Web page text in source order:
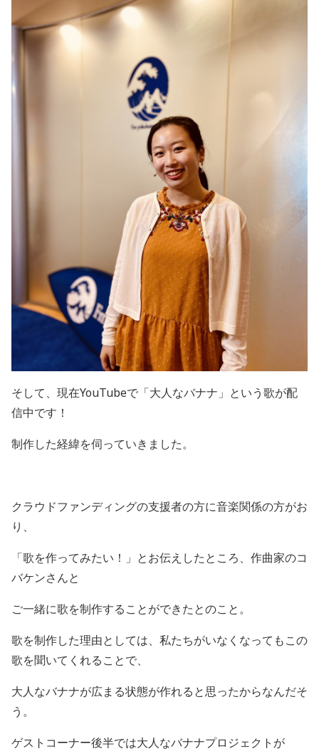
そして、現在YouTubeで「大人なバナナ」という歌が配
信中です！
制作した経緯を伺っていきました。
クラウドファンディングの支援者の方に音楽関係の方がお
り、
「歌を作ってみたい！」とお伝えしたところ、作曲家のコ
バケンさんと
ご一緒に歌を制作することができたとのこと。
歌を制作した理由としては、私たちがいなくなってもこの
歌を聞いてくれることで、
大人なバナナが広まる状態が作れると思ったからなんだそ
う。
ゲストコーナー後半では大人なバナナプロジェクトが